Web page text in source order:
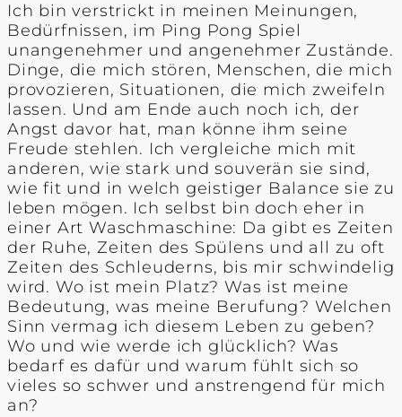
Ich bin verstrickt in meinen Meinungen,
Bedürfnissen, im Ping Pong Spiel
unangenehmer und angenehmer Zustände.
Dinge, die mich stören, Menschen, die mich
provozieren, Situationen, die mich zweifeln
lassen. Und am Ende auch noch ich, der
Angst davor hat, man könne ihm seine
Freude stehlen. Ich vergleiche mich mit
anderen, wie stark und souverän sie sind,
wie fit und in welch geistiger Balance sie zu
leben mögen. Ich selbst bin doch eher in
einer Art Waschmaschine: Da gibt es Zeiten
der Ruhe, Zeiten des Spülens und all zu oft
Zeiten des Schleuderns, bis mir schwindelig
wird. Wo ist mein Platz? Was ist meine
Bedeutung, was meine Berufung? Welchen
Sinn vermag ich diesem Leben zu geben?
Wo und wie werde ich glücklich? Was
bedarf es dafür und warum fühlt sich so
vieles so schwer und anstrengend für mich
an?